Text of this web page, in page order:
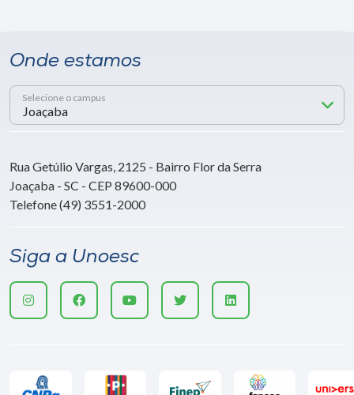
Onde estamos
Selecione o campus
Rua Getúlio Vargas, 2125 - Bairro Flor da Serra
Joaçaba - SC - CEP 89600-000
Telefone (49) 3551-2000
Siga a Unoesc